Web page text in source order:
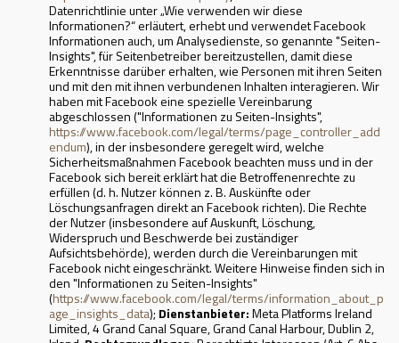
Datenrichtlinie unter „Wie verwenden wir diese
Informationen?“ erläutert, erhebt und verwendet Facebook
Informationen auch, um Analysedienste, so genannte "Seiten-
Insights", für Seitenbetreiber bereitzustellen, damit diese
Erkenntnisse darüber erhalten, wie Personen mit ihren Seiten
und mit den mit ihnen verbundenen Inhalten interagieren. Wir
haben mit Facebook eine spezielle Vereinbarung
abgeschlossen ("Informationen zu Seiten-Insights",
https://www.facebook.com/legal/terms/page_controller_add
endum), in der insbesondere geregelt wird, welche
Sicherheitsmaßnahmen Facebook beachten muss und in der
Facebook sich bereit erklärt hat die Betroffenenrechte zu
erfüllen (d. h. Nutzer können z. B. Auskünfte oder
Löschungsanfragen direkt an Facebook richten). Die Rechte
der Nutzer (insbesondere auf Auskunft, Löschung,
Widerspruch und Beschwerde bei zuständiger
Aufsichtsbehörde), werden durch die Vereinbarungen mit
Facebook nicht eingeschränkt. Weitere Hinweise finden sich in
den "Informationen zu Seiten-Insights"
(https://www.facebook.com/legal/terms/information_about_p
age_insights_data); Dienstanbieter:Meta Platforms Ireland
Limited, 4 Grand Canal Square, Grand Canal Harbour, Dublin 2,